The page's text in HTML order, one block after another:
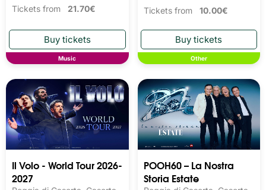
Tickets from 21.70€
Music
Tickets from 10.00€
Other
Il Volo - World Tour 2026-
2027
POOH60 – La Nostra
Storia Estate